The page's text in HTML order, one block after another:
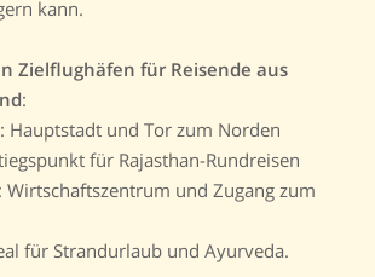
kann.
Zielflughäfen für Reisende aus
:
Hauptstadt und Tor zum Norden
für Rajasthan-Rundreisen
Wirtschaftszentrum und Zugang zum
für Strandurlaub und Ayurveda.